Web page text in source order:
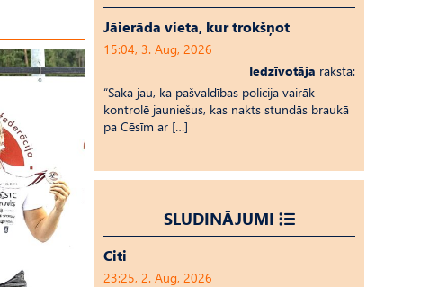
Jāierāda vieta, kur trokšņot
15:04, 3. Aug, 2026
Iedzīvotāja raksta:
“Saka jau, ka pašvaldības policija vairāk
kontrolē jauniešus, kas nakts stundās braukā
pa Cēsīm ar […]
SLUDINĀJUMI
Citi
23:25, 2. Aug, 2026